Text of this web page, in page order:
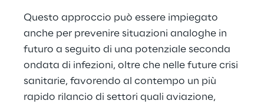
Questo approccio può essere impiegato
anche per prevenire situazioni analoghe in
futuro a seguito di una potenziale seconda
ondata di infezioni, oltre che nelle future crisi
sanitarie, favorendo al contempo un più
rapido rilancio di settori quali aviazione,